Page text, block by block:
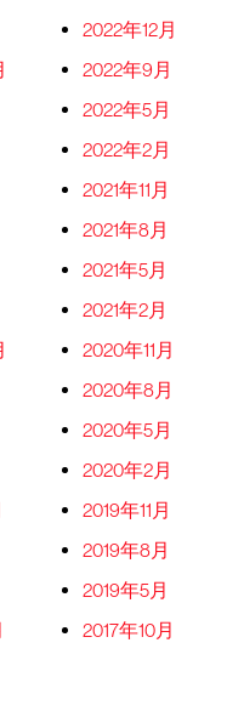
2022年12月
2022年9月
2022年5月
2022年2月
2021年11月
2021年8月
2021年5月
2021年2月
2020年11月
2020年8月
2020年5月
2020年2月
2019年11月
2019年8月
2019年5月
2017年10月